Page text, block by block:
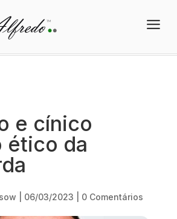
a
e cínico
ético da
06/03/2023 0 Comentários